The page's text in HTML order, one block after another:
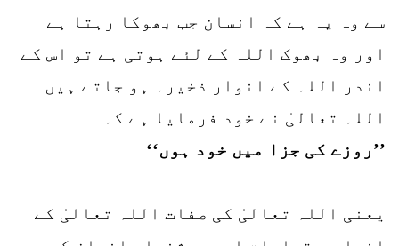
سے وہ یہ ہے کہ انسان جب بھوکا رہتا ہے
اور وہ بھوک اللہ کے لئے ہوتی ہے تو اس کے
اندر اللہ کے انوار ذخیرہ ہو جاتے ہیں
اللہ تعالیٰ نے خود فرمایا ہے کہ
’’روزے کی جزا میں خود ہوں‘‘
یعنی اللہ تعالیٰ کی صفات اللہ تعالیٰ کے